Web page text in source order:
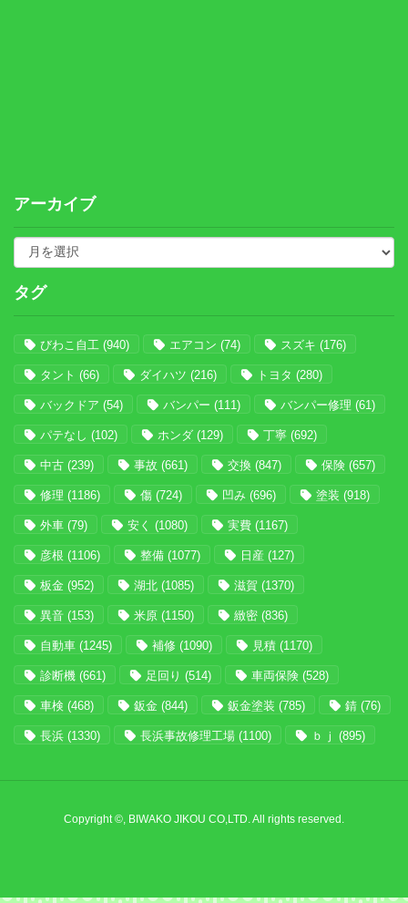
アーカイブ
タグ
びわこ自工 (940) エアコン (74) スズキ (176)
タント (66) ダイハツ (216) トヨタ (280)
バックドア (54) バンパー (111) バンパー修理 (61)
パテなし (102) ホンダ (129) 丁寧 (692)
中古 (239) 事故 (661) 交換 (847) 保険 (657)
修理 (1186) 傷 (724) 凹み (696) 塗装 (918)
外車 (79) 安く (1080) 実費 (1167)
彦根 (1106) 整備 (1077) 日産 (127)
板金 (952) 湖北 (1085) 滋賀 (1370)
異音 (153) 米原 (1150) 緻密 (836)
自動車 (1245) 補修 (1090) 見積 (1170)
診断機 (661) 足回り (514) 車両保険 (528)
車検 (468) 鈑金 (844) 鈑金塗装 (785) 錆 (76)
長浜 (1330) 長浜事故修理工場 (1100) ｂｊ (895)
Copyright ©, BIWAKO JIKOU CO,LTD. All rights reserved.